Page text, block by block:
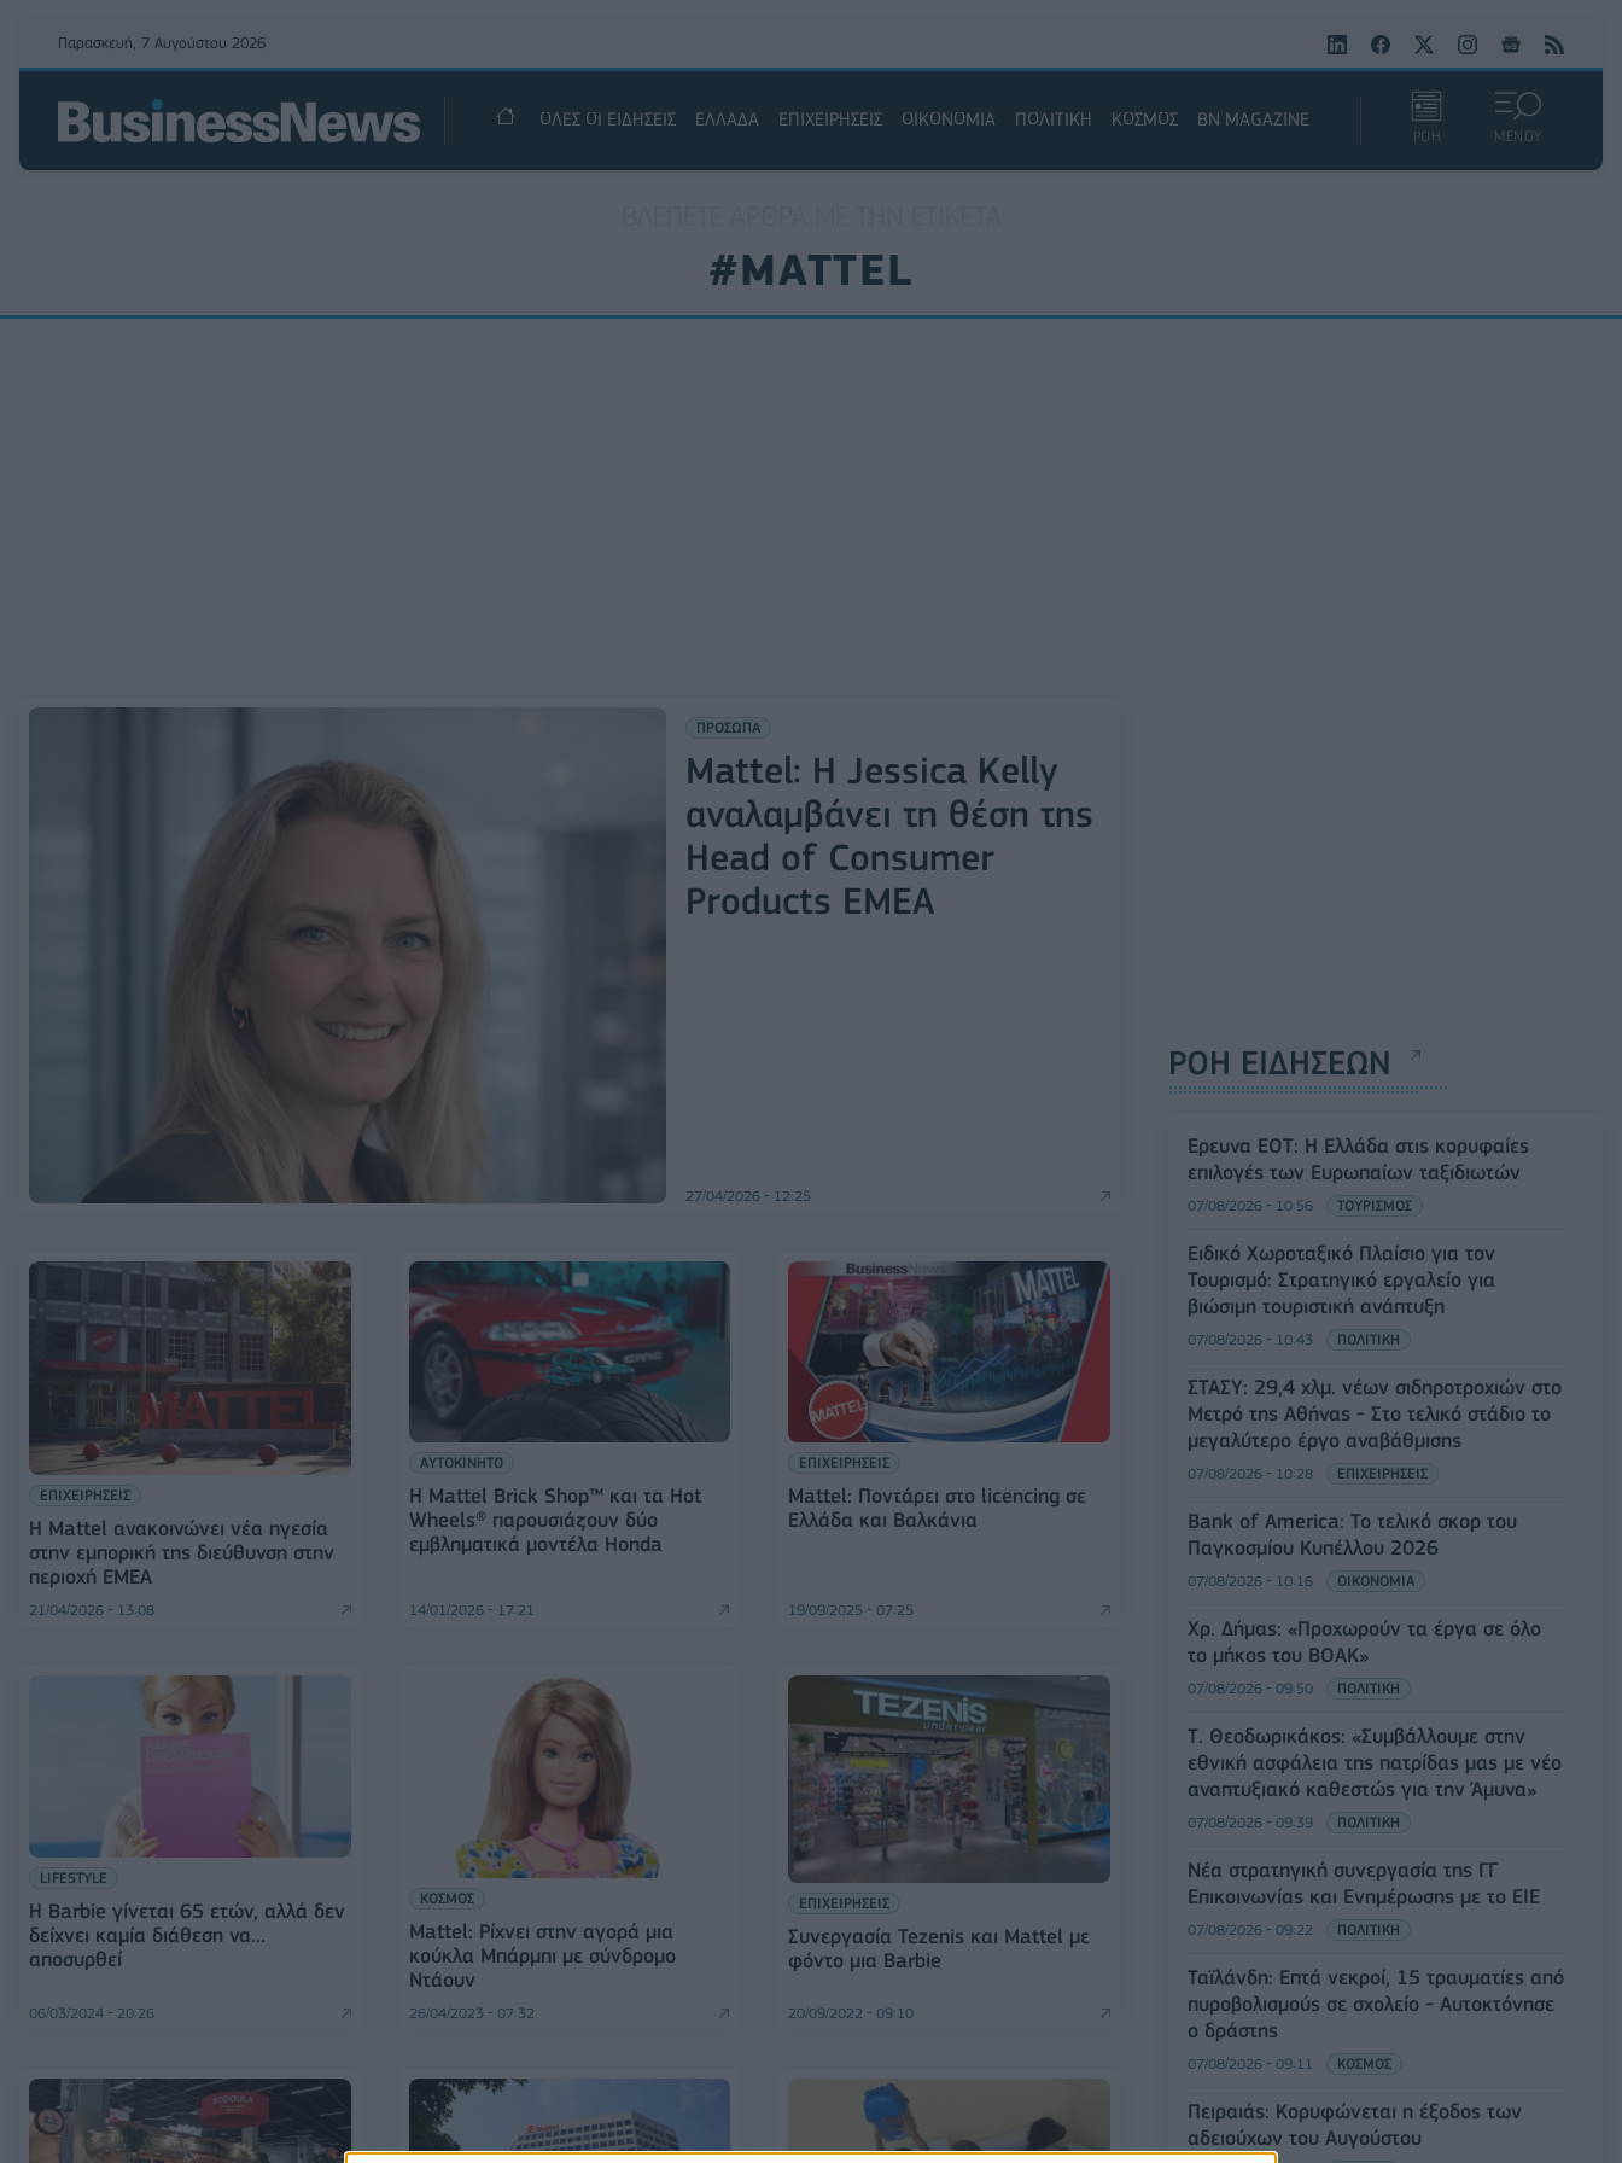
Παρασκευή, 7 Αυγούστου 2026
ΟΛΕΣ ΟΙ ΕΙΔΗΣΕΙΣ ΕΛΛΑΔΑ ΕΠΙΧΕΙΡΗΣΕΙΣ ΟΙΚΟΝΟΜΙΑ ΠΟΛΙΤΙΚΗ ΚΟΣΜΟΣ BN MAGAZINE
ΡΟΗ ΜΕΝΟΥ
#MATTEL
ΠΡΟΣΩΠΑ
Mattel: Η Jessica Kelly
αναλαμβάνει τη θέση της
Head of Consumer
Products EMEA
27/04/2026 - 12:25
ΕΠΙΧΕΙΡΗΣΕΙΣ
Η Mattel ανακοινώνει νέα ηγεσία
στην εμπορική της διεύθυνση στην
περιοχή EMEA
21/04/2026 - 13:08
ΑΥΤΟΚΙΝΗΤΟ
H Mattel Brick Shop™ και τα Hot
Wheels® παρουσιάζουν δύο
εμβληματικά μοντέλα Honda
14/01/2026 - 17:21
ΕΠΙΧΕΙΡΗΣΕΙΣ
Mattel: Ποντάρει στο licencing σε
Ελλάδα και Βαλκάνια
19/09/2025 - 07:25
LIFESTYLE
H Barbie γίνεται 65 ετών, αλλά δεν
δείχνει καμία διάθεση να...
αποσυρθεί
06/03/2024 - 20:26
ΚΟΣΜΟΣ
Mattel: Ρίχνει στην αγορά μια
κούκλα Μπάρμπι με σύνδρομο
Ντάουν
26/04/2023 - 07:32
ΕΠΙΧΕΙΡΗΣΕΙΣ
Συνεργασία Tezenis και Mattel με
φόντο μια Barbie
20/09/2022 - 09:10
ΡΟΗ ΕΙΔΗΣΕΩΝ
Έρευνα ΕΟΤ: Η Ελλάδα στις κορυφαίες
επιλογές των Ευρωπαίων ταξιδιωτών
07/08/2026 - 10:56 ΤΟΥΡΙΣΜΟΣ
Ειδικό Χωροταξικό Πλαίσιο για τον
Τουρισμό: Στρατηγικό εργαλείο για
βιώσιμη τουριστική ανάπτυξη
07/08/2026 - 10:43 ΠΟΛΙΤΙΚΗ
ΣΤΑΣΥ: 29,4 χλμ. νέων σιδηροτροχιών στο
Μετρό της Αθήνας - Στο τελικό στάδιο το
μεγαλύτερο έργο αναβάθμισης
07/08/2026 - 10:28 ΕΠΙΧΕΙΡΗΣΕΙΣ
Bank of America: Το τελικό σκορ του
Παγκοσμίου Κυπέλλου 2026
07/08/2026 - 10:16 ΟΙΚΟΝΟΜΙΑ
Χρ. Δήμας: «Προχωρούν τα έργα σε όλο
το μήκος του ΒΟΑΚ»
07/08/2026 - 09:50 ΠΟΛΙΤΙΚΗ
Τ. Θεοδωρικάκος: «Συμβάλλουμε στην
εθνική ασφάλεια της πατρίδας μας με νέο
αναπτυξιακό καθεστώς για την Άμυνα»
07/08/2026 - 09:39 ΠΟΛΙΤΙΚΗ
Νέα στρατηγική συνεργασία της ΓΓ
Επικοινωνίας και Ενημέρωσης με το ΕΙΕ
07/08/2026 - 09:22 ΠΟΛΙΤΙΚΗ
Ταϊλάνδη: Επτά νεκροί, 15 τραυματίες από
πυροβολισμούς σε σχολείο - Αυτοκτόνησε
ο δράστης
07/08/2026 - 09:11 ΚΟΣΜΟΣ
Πειραιάς: Κορυφώνεται η έξοδος των
αδειούχων του Αυγούστου